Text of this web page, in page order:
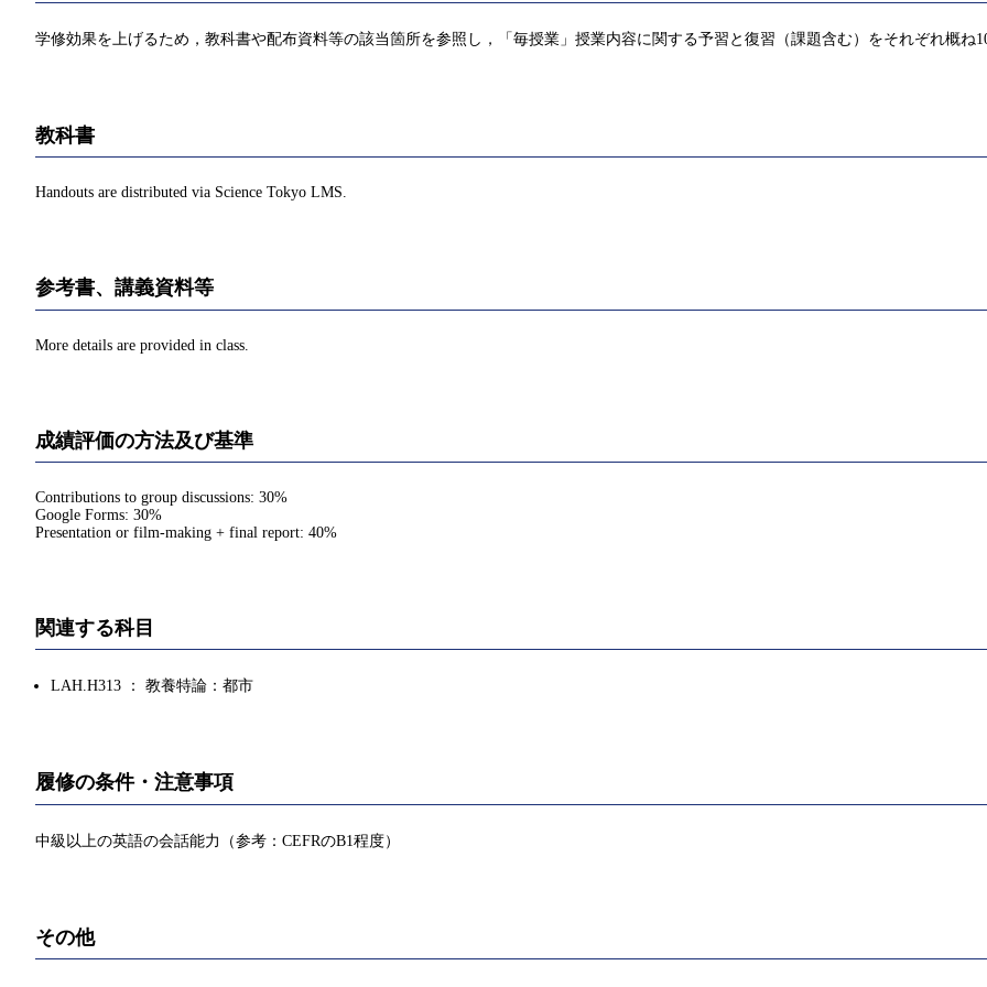
学修効果を上げるため，教科書や配布資料等の該当箇所を参照し，「毎授業」授業内容に関する予習と復習（課題含む）をそれぞれ概ね
教科書
Handouts are distributed via Science Tokyo LMS.
参考書、講義資料等
More details are provided in class.
成績評価の方法及び基準
Contributions to group discussions: 30%
Google Forms: 30%
Presentation or film-making + final report: 40%
関連する科目
LAH.H313 ： 教養特論：都市
履修の条件・注意事項
中級以上の英語の会話能力（参考：CEFRのB1程度）
その他